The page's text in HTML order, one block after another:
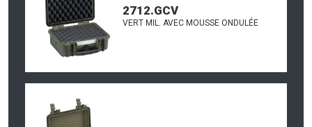
2712.GCV
VERT MIL. AVEC MOUSSE ONDULÉE